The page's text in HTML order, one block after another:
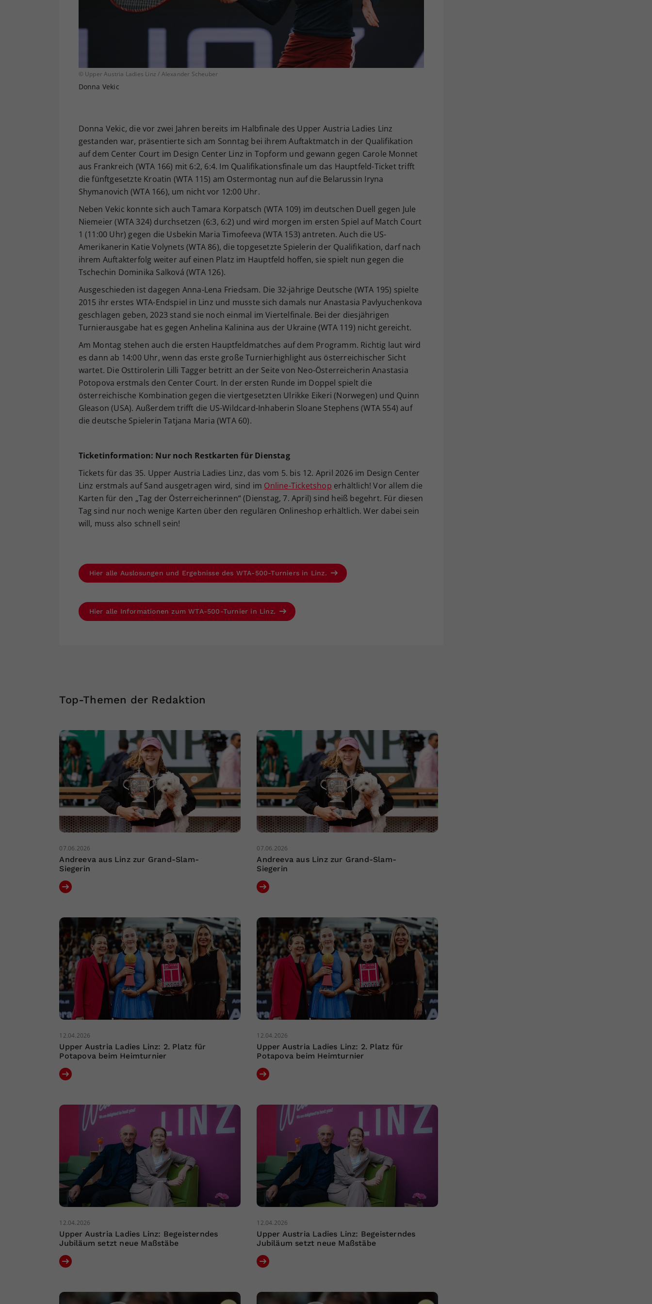
© Upper Austria Ladies Linz / Alexander Scheuber
Donna Vekic
Donna Vekic, die vor zwei Jahren bereits im Halbfinale des Upper Austria Ladies Linz
gestanden war, präsentierte sich am Sonntag bei ihrem Auftaktmatch in der Qualifikation
auf dem Center Court im Design Center Linz in Topform und gewann gegen Carole Monnet
aus Frankreich (WTA 166) mit 6:2, 6:4. Im Qualifikationsfinale um das Hauptfeld-Ticket trifft
die fünftgesetzte Kroatin (WTA 115) am Ostermontag nun auf die Belarussin Iryna
Shymanovich (WTA 166), um nicht vor 12:00 Uhr.
Neben Vekic konnte sich auch Tamara Korpatsch (WTA 109) im deutschen Duell gegen Jule
Niemeier (WTA 324) durchsetzen (6:3, 6:2) und wird morgen im ersten Spiel auf Match Court
1 (11:00 Uhr) gegen die Usbekin Maria Timofeeva (WTA 153) antreten. Auch die US-
Amerikanerin Katie Volynets (WTA 86), die topgesetzte Spielerin der Qualifikation, darf nach
ihrem Auftakterfolg weiter auf einen Platz im Hauptfeld hoffen, sie spielt nun gegen die
Tschechin Dominika Salková (WTA 126).
Ausgeschieden ist dagegen Anna-Lena Friedsam. Die 32-jährige Deutsche (WTA 195) spielte
2015 ihr erstes WTA-Endspiel in Linz und musste sich damals nur Anastasia Pavlyuchenkova
geschlagen geben, 2023 stand sie noch einmal im Viertelfinale. Bei der diesjährigen
Turnierausgabe hat es gegen Anhelina Kalinina aus der Ukraine (WTA 119) nicht gereicht.
Am Montag stehen auch die ersten Hauptfeldmatches auf dem Programm. Richtig laut wird
es dann ab 14:00 Uhr, wenn das erste große Turnierhighlight aus österreichischer Sicht
wartet. Die Osttirolerin Lilli Tagger betritt an der Seite von Neo-Österreicherin Anastasia
Potopova erstmals den Center Court. In der ersten Runde im Doppel spielt die
österreichische Kombination gegen die viertgesetzten Ulrikke Eikeri (Norwegen) und Quinn
Gleason (USA). Außerdem trifft die US-Wildcard-Inhaberin Sloane Stephens (WTA 554) auf
die deutsche Spielerin Tatjana Maria (WTA 60).
Ticketinformation: Nur noch Restkarten für Dienstag
Tickets für das 35. Upper Austria Ladies Linz, das vom 5. bis 12. April 2026 im Design Center
Linz erstmals auf Sand ausgetragen wird, sind im Online-Ticketshop erhältlich! Vor allem die
Karten für den „Tag der Österreicherinnen“ (Dienstag, 7. April) sind heiß begehrt. Für diesen
Tag sind nur noch wenige Karten über den regulären Onlineshop erhältlich. Wer dabei sein
will, muss also schnell sein!
Hier alle Auslosungen und Ergebnisse des WTA-500-Turniers in Linz.
Hier alle Informationen zum WTA-500-Turnier in Linz.
Top-Themen der Redaktion
07.06.2026
Andreeva aus Linz zur Grand-Slam-
Siegerin
07.06.2026
Andreeva aus Linz zur Grand-Slam-
Siegerin
12.04.2026
Upper Austria Ladies Linz: 2. Platz für
Potapova beim Heimturnier
12.04.2026
Upper Austria Ladies Linz: 2. Platz für
Potapova beim Heimturnier
12.04.2026
Upper Austria Ladies Linz: Begeisterndes
Jubiläum setzt neue Maßstäbe
12.04.2026
Upper Austria Ladies Linz: Begeisterndes
Jubiläum setzt neue Maßstäbe
Ihrer vorgenommen Einstellungen, falls der
Webseiten-Betreiber dies eingestellt hat.